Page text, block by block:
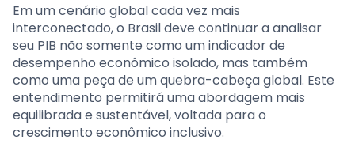
Em um cenário global cada vez mais
interconectado, o Brasil deve continuar a analisar
seu PIB não somente como um indicador de
desempenho econômico isolado, mas também
como uma peça de um quebra-cabeça global. Este
entendimento permitirá uma abordagem mais
equilibrada e sustentável, voltada para o
crescimento econômico inclusivo.